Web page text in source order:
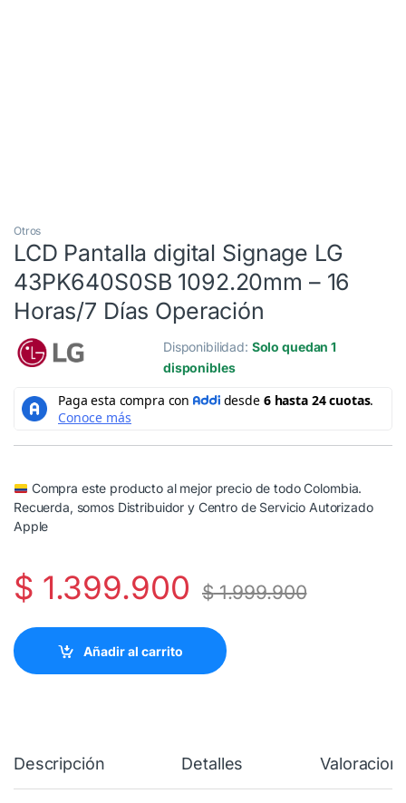
Otros
LCD Pantalla digital Signage LG
43PK640S0SB 1092.20mm – 16
Horas/7 Días Operación
Disponibilidad: Solo quedan 1
disponibles
Compra este producto al mejor precio de todo Colombia.
Recuerda, somos Distribuidor y Centro de Servicio Autorizado
Apple
$ 1.399.900 $1.999.900
Añadir al carrito
Descripción Detalles